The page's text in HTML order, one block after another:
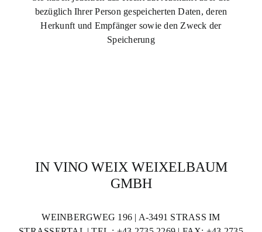
bezüglich Ihrer Person gespeicherten Daten, deren
Herkunft und Empfänger sowie den Zweck der
Speicherung
IN VINO WEIX WEIXELBAUM
GMBH
WEINBERGWEG 196 | A-3491 STRASS IM S